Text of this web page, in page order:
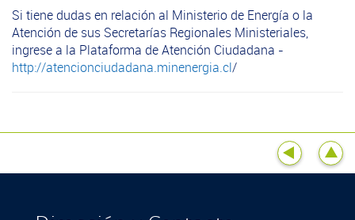
Si tiene dudas en relación al Ministerio de Energía o la
Atención de sus Secretarías Regionales Ministeriales,
ingrese a la Plataforma de Atención Ciudadana -
http://atencionciudadana.minenergia.cl/